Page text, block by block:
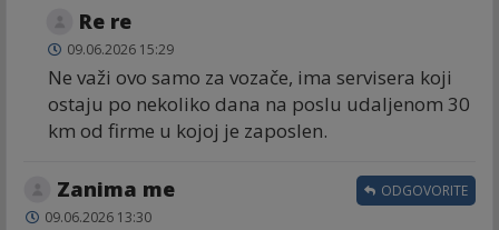
Re re
09.06.2026 15:29
Ne važi ovo samo za vozače, ima servisera koji
ostaju po nekoliko dana na poslu udaljenom 30
km od firme u kojoj je zaposlen.
Zanima me
09.06.2026 13:30
ODGOVORITE